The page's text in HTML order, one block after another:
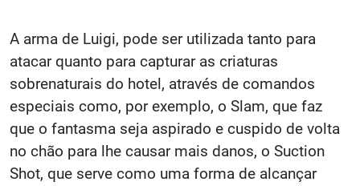
A arma de Luigi, pode ser utilizada tanto para
atacar quanto para capturar as criaturas
sobrenaturais do hotel, através de comandos
especiais como, por exemplo, o Slam, que faz
que o fantasma seja aspirado e cuspido de volta
no chão para lhe causar mais danos, o Suction
Shot, que serve como uma forma de alcançar